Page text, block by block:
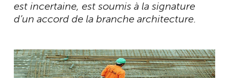
est incertaine, est soumis à la signature
d’un accord de la branche architecture.